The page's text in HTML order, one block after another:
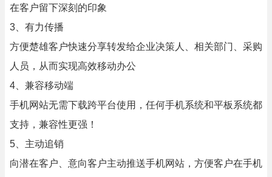
在客户留下深刻的印象
3、有力传播
方便楚雄客户快速分享转发给企业决策人、相关部门、采购
人员，从而实现高效移动办公
4、兼容移动端
手机网站无需下载跨平台使用，任何手机系统和平板系统都
支持，兼容性更强！
5、主动追销
向潜在客户、意向客户主动推送手机网站，方便客户在手机